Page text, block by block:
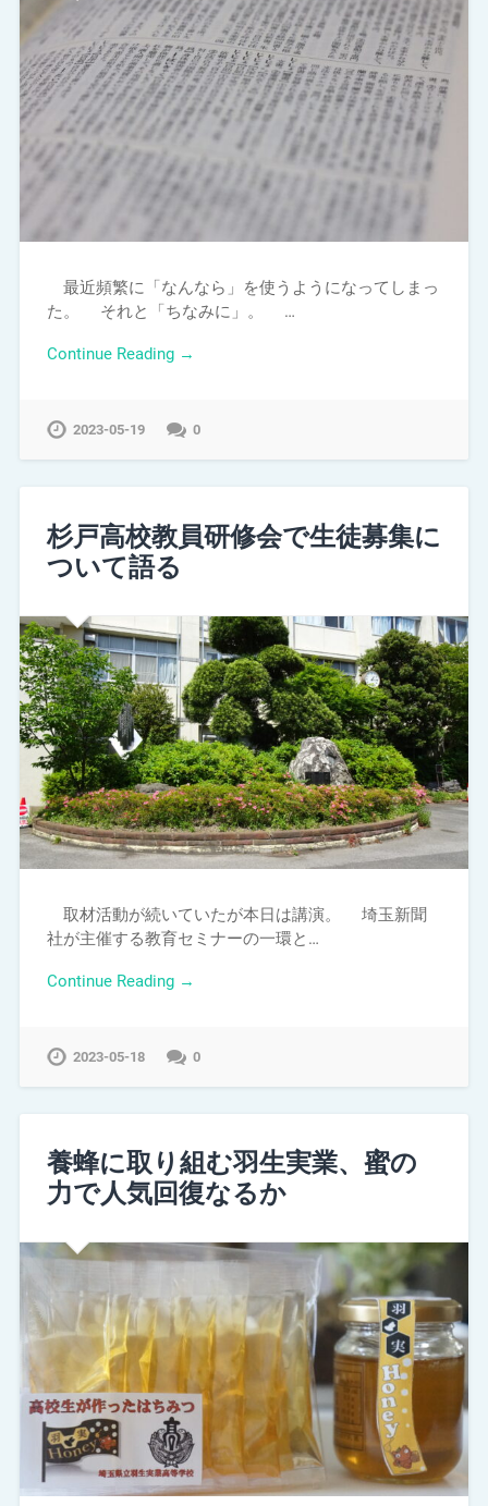
最近頻繁に「なんなら」を使うようになってしまっ
た。 それと「ちなみに」。 …
Continue Reading →
2023-05-19 0
杉戸高校教員研修会で生徒募集に
ついて語る
取材活動が続いていたが本日は講演。 埼玉新聞
社が主催する教育セミナーの一環と…
Continue Reading →
2023-05-18 0
養蜂に取り組む羽生実業、蜜の
力で人気回復なるか